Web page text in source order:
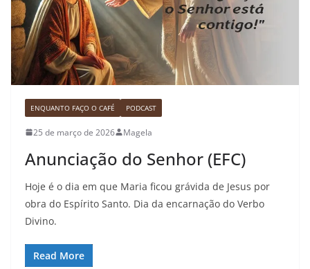
ENQUANTO FAÇO O CAFÉ PODCAST
25 de março de 2026 Magela
Anunciação do Senhor (EFC)
Hoje é o dia em que Maria ficou grávida de Jesus por
obra do Espírito Santo. Dia da encarnação do Verbo
Divino.
Read More